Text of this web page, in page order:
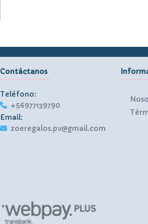
Contáctanos
Teléfono:
+56977139790
Email:
zoeregalos.pv@gmail.com